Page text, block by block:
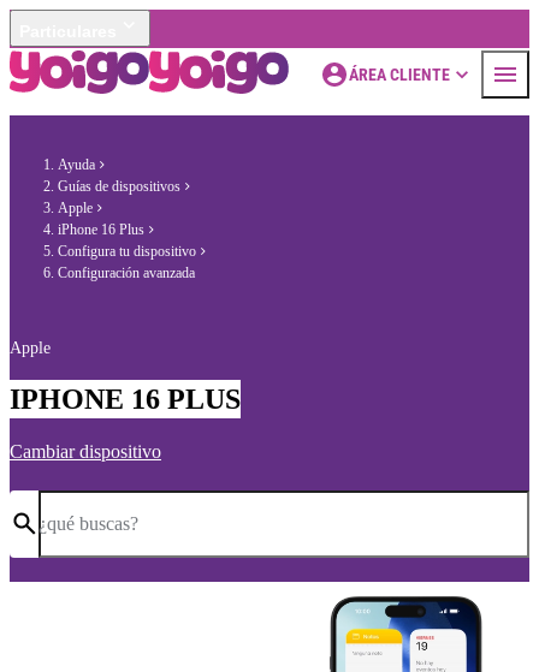
ÁREA CLIENTE
Ayuda
Guías de dispositivos
Apple
iPhone 16 Plus
Configura tu dispositivo
Configuración avanzada
Apple
IPHONE 16 PLUS
Cambiar dispositivo
¿qué buscas?